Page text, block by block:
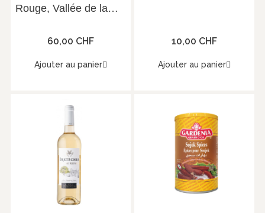
Rouge, Vallée de la
60,00 CHF
Ajouter au panier
10,00 CHF
Ajouter au panier